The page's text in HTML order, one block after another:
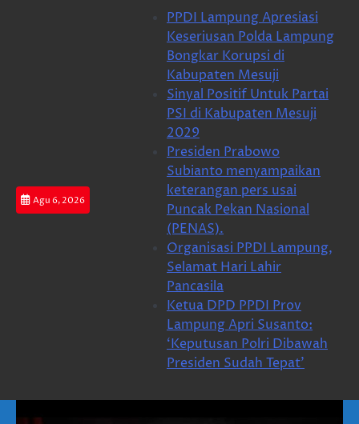
Agu 6, 2026
PPDI Lampung Apresiasi
Keseriusan Polda Lampung
Bongkar Korupsi di
Kabupaten Mesuji
Sinyal Positif Untuk Partai
PSI di Kabupaten Mesuji
2029
Presiden Prabowo
Subianto menyampaikan
keterangan pers usai
Puncak Pekan Nasional
(PENAS).
Organisasi PPDI Lampung,
Selamat Hari Lahir
Pancasila
Ketua DPD PPDI Prov
Lampung Apri Susanto:
‘Keputusan Polri Dibawah
Presiden Sudah Tepat’